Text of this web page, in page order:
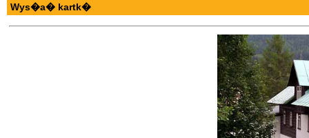
Wys�a� kartk�